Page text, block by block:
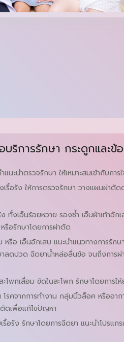
ริการรักษา กระดูกและข้
แนะนําตรวจรักษา ให้เหมาะสมเข้ากับก
อรัง ให้การตรวจรักษา วางแผนผ่าตัดด้
ง ทั้งเอ็นร้อยหวาย รองชํ้า เอ็นฝ่าเท้าอั
รือรักษาโดยการผ่าตัด
ม หรือ เอ็นอักเสบ แนะนําแนวทางการรั
ลดปวด ฉีดยานํ้าหล่อลื่นข้อ จนถึงการผ่
โพกเสื่อม ขัดในสะโพก รักษาโดยการ
โรคจากการทํางาน กลุ่มนิ้วล็อค หรืออา
ดเพื่อแก้ไขปัญหา
รื้อรัง รักษาโดยการฉีดยา แนะนําโปรแ